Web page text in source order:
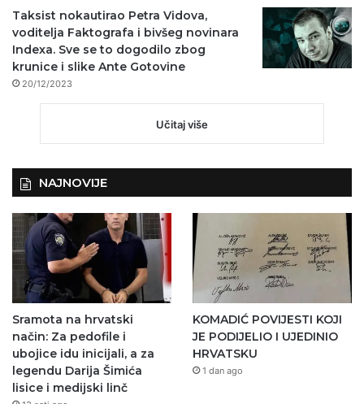
Taksist nokautirao Petra Vidova,
voditelja Faktografa i bivšeg novinara
Indexa. Sve se to dogodilo zbog
krunice i slike Ante Gotovine
20/12/2023
Učitaj više
NAJNOVIJE
Sramota na hrvatski
način: Za pedofile i
ubojice idu inicijali, a za
legendu Darija Šimića
lisice i medijski linč
KOMADIĆ POVIJESTI KOJI
JE PODIJELIO I UJEDINIO
HRVATSKU
1 dan ago